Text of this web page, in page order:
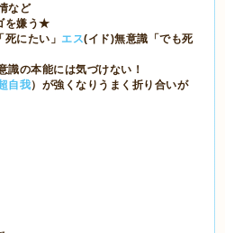
など
を嫌う★
にたい」 エス(イド)無意識「でも死
識の本能には気づけない！
自我）が強くなりうまく折り合いが